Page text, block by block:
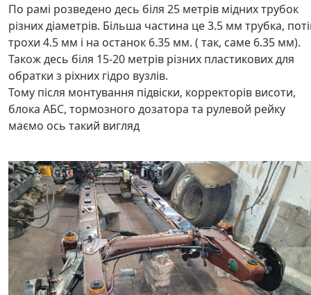
По рамі розведено десь біля 25 метрів мідних трубок
різних діаметрів. Більша частина це 3.5 мм трубка,
трохи 4.5 мм і на останок 6.35 мм. ( так, саме 6.35 мм).
Також десь біля 15-20 метрів різних пластикових для
обратки з ріхних гідро вузлів.
Тому після монтування підвіски, корректорів висоти,
блока АБС, тормозного дозатора та рулевой рейку
маємо ось такий вигляд